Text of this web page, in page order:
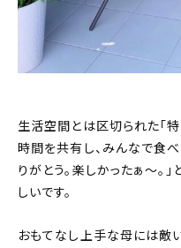
生活空間とは区切られた「
時間を共有し、みんなで食
りがとう。楽しかったぁ〜。
しいです。
おもてなし上手な母には敵